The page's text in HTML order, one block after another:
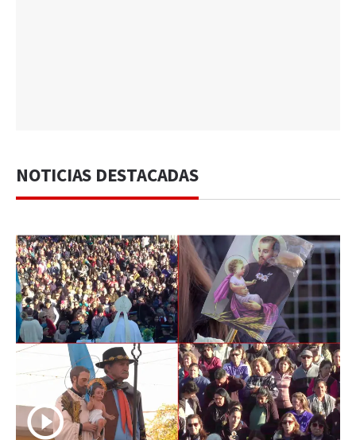
NOTICIAS DESTACADAS